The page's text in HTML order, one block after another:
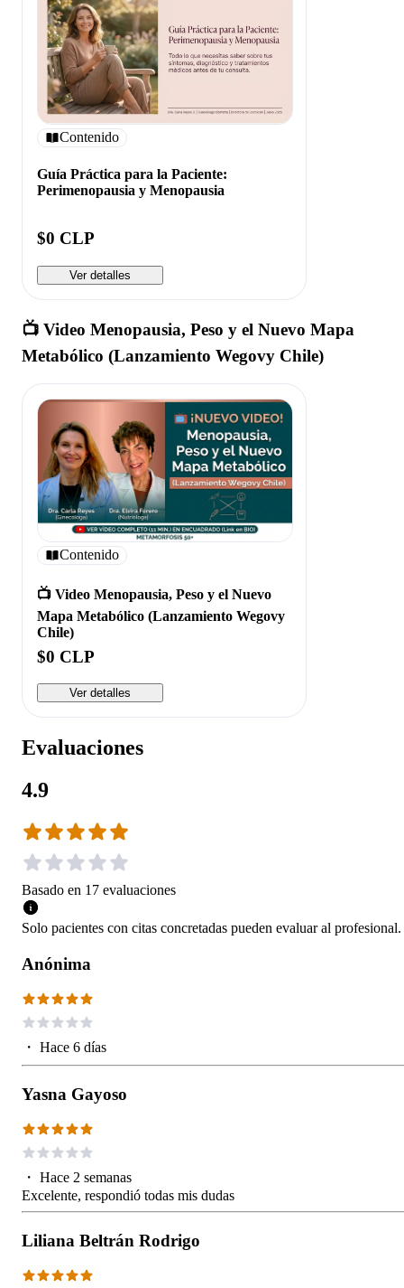
Contenido
Guía Práctica para la Paciente:
Perimenopausia y Menopausia
$0 CLP
Ver detalles
📺 Video Menopausia, Peso y el Nuevo Mapa
Metabólico (Lanzamiento Wegovy Chile)
Contenido
📺 Video Menopausia, Peso y el Nuevo
Mapa Metabólico (Lanzamiento Wegovy
Chile)
$0 CLP
Ver detalles
Evaluaciones
4.9
Basado en 17 evaluaciones
Solo pacientes con citas concretadas pueden evaluar al profesional.
Anónima
・ Hace 6 días
Yasna Gayoso
・ Hace 2 semanas
Excelente, respondió todas mis dudas
Liliana Beltrán Rodrigo